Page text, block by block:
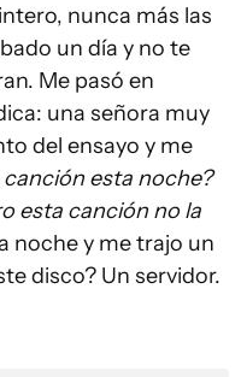
nunca más las
un día y no te
Me pasó en
una señora muy
del ensayo y me
esta noche?
esta canción no la
noche y me trajo un
disco? Un servidor.